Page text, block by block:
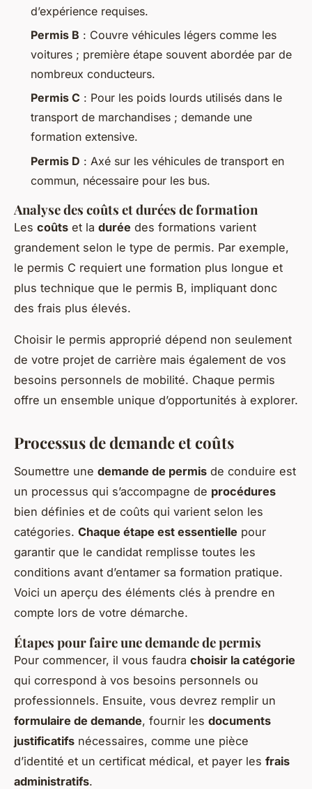
d’expérience requises.
Permis B : Couvre véhicules légers comme les
voitures ; première étape souvent abordée par de
nombreux conducteurs.
Permis C : Pour les poids lourds utilisés dans le
transport de marchandises ; demande une
formation extensive.
Permis D : Axé sur les véhicules de transport en
commun, nécessaire pour les bus.
Analyse des coûts et durées de formation
Les coûts et la durée des formations varient
grandement selon le type de permis. Par exemple,
le permis C requiert une formation plus longue et
plus technique que le permis B, impliquant donc
des frais plus élevés.
Choisir le permis approprié dépend non seulement
de votre projet de carrière mais également de vos
besoins personnels de mobilité. Chaque permis
offre un ensemble unique d’opportunités à explorer.
Processus de demande et coûts
Soumettre une demande de permis de conduire est
un processus qui s’accompagne de procédures
bien définies et de coûts qui varient selon les
catégories. Chaque étape est essentielle pour
garantir que le candidat remplisse toutes les
conditions avant d’entamer sa formation pratique.
Voici un aperçu des éléments clés à prendre en
compte lors de votre démarche.
Étapes pour faire une demande de permis
Pour commencer, il vous faudra choisir la catégorie
qui correspond à vos besoins personnels ou
professionnels. Ensuite, vous devrez remplir un
formulaire de demande, fournir les documents
justificatifs nécessaires, comme une pièce
d’identité et un certificat médical, et payer les frais
administratifs.